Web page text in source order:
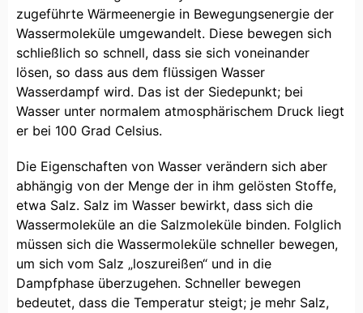
zugeführte Wärmeenergie in Bewegungsenergie der
Wassermoleküle umgewandelt. Diese bewegen sich
schließlich so schnell, dass sie sich voneinander
lösen, so dass aus dem flüssigen Wasser
Wasserdampf wird. Das ist der Siedepunkt; bei
Wasser unter normalem atmosphärischem Druck liegt
er bei 100 Grad Celsius.
Die Eigenschaften von Wasser verändern sich aber
abhängig von der Menge der in ihm gelösten Stoffe,
etwa Salz. Salz im Wasser bewirkt, dass sich die
Wassermoleküle an die Salzmoleküle binden. Folglich
müssen sich die Wassermoleküle schneller bewegen,
um sich vom Salz „loszureißen“ und in die
Dampfphase überzugehen. Schneller bewegen
bedeutet, dass die Temperatur steigt; je mehr Salz,